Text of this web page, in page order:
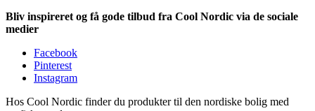
Bliv inspireret og få gode tilbud fra Cool Nordic via de sociale
medier
Facebook
Pinterest
Instagram
Hos Cool Nordic finder du produkter til den nordiske bolig med